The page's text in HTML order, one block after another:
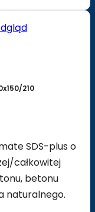
210
SDS-plus o
całkowitej
betonu
naturalnego.